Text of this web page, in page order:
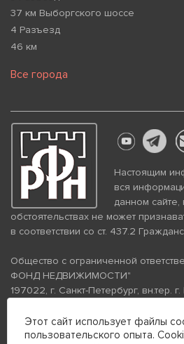
37 км Выборгского шоссе
4 Разъезд
46 км
Все города
Настоящим
вся
данном сайте,
обстоятельствах не может
в соответствии со ст. 437.2
Общество с ограниченной
ФОНД НЕДВИЖИМОСТИ"
197022, г. Санкт-Петербург, вн.тер.
помещение 26Н, комната 103
ИНН 7813672570 КПП 781301001
Этот сайт использует файлы
пользовательского опыта.